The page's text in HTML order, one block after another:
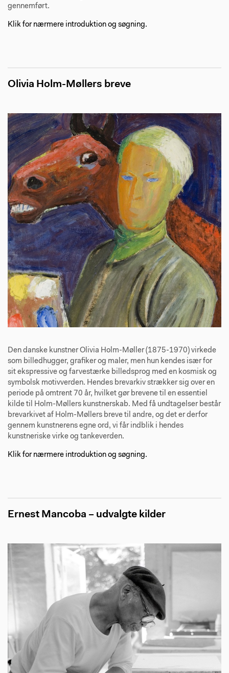
gennemført.
Klik for nærmere introduktion og søgning.
Olivia Holm-Møllers breve
Den danske kunstner Olivia Holm-Møller (1875-1970) virkede
som billedhugger, grafiker og maler, men hun kendes især for
sit ekspressive og farvestærke billedsprog med en kosmisk og
symbolsk motivverden. Hendes brevarkiv strækker sig over en
periode på omtrent 70 år, hvilket gør brevene til en essentiel
kilde til Holm-Møllers kunstnerskab. Med få undtagelser består
brevarkivet af Holm-Møllers breve til andre, og det er derfor
gennem kunstnerens egne ord, vi får indblik i hendes
kunstneriske virke og tankeverden.
Klik for nærmere introduktion og søgning.
Ernest Mancoba – udvalgte kilder